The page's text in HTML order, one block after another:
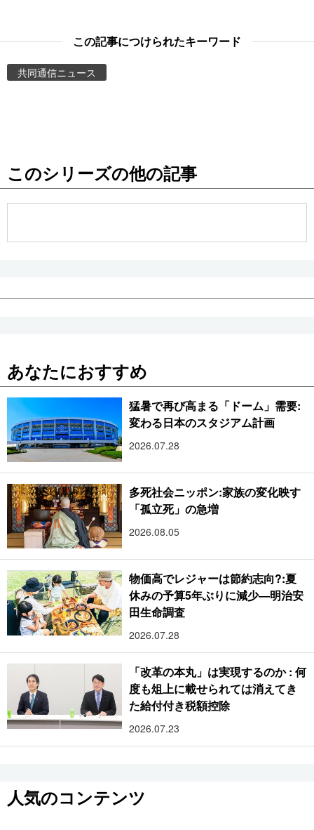
東京
この記事につけられたキーワード
共同通信ニュース
このシリーズの他の記事
あなたにおすすめ
猛暑で再び高まる「ドーム」需要:
変わる日本のスタジアム計画
2026.07.28
多死社会ニッポン:家族の変化映す
「孤立死」の急増
2026.08.05
物価高でレジャーは節約志向?:夏
休みの予算5年ぶりに減少―明治安
田生命調査
2026.07.28
「改革の本丸」は実現するのか : 何
度も俎上に載せられては消えてき
た給付付き税額控除
2026.07.23
人気のコンテンツ